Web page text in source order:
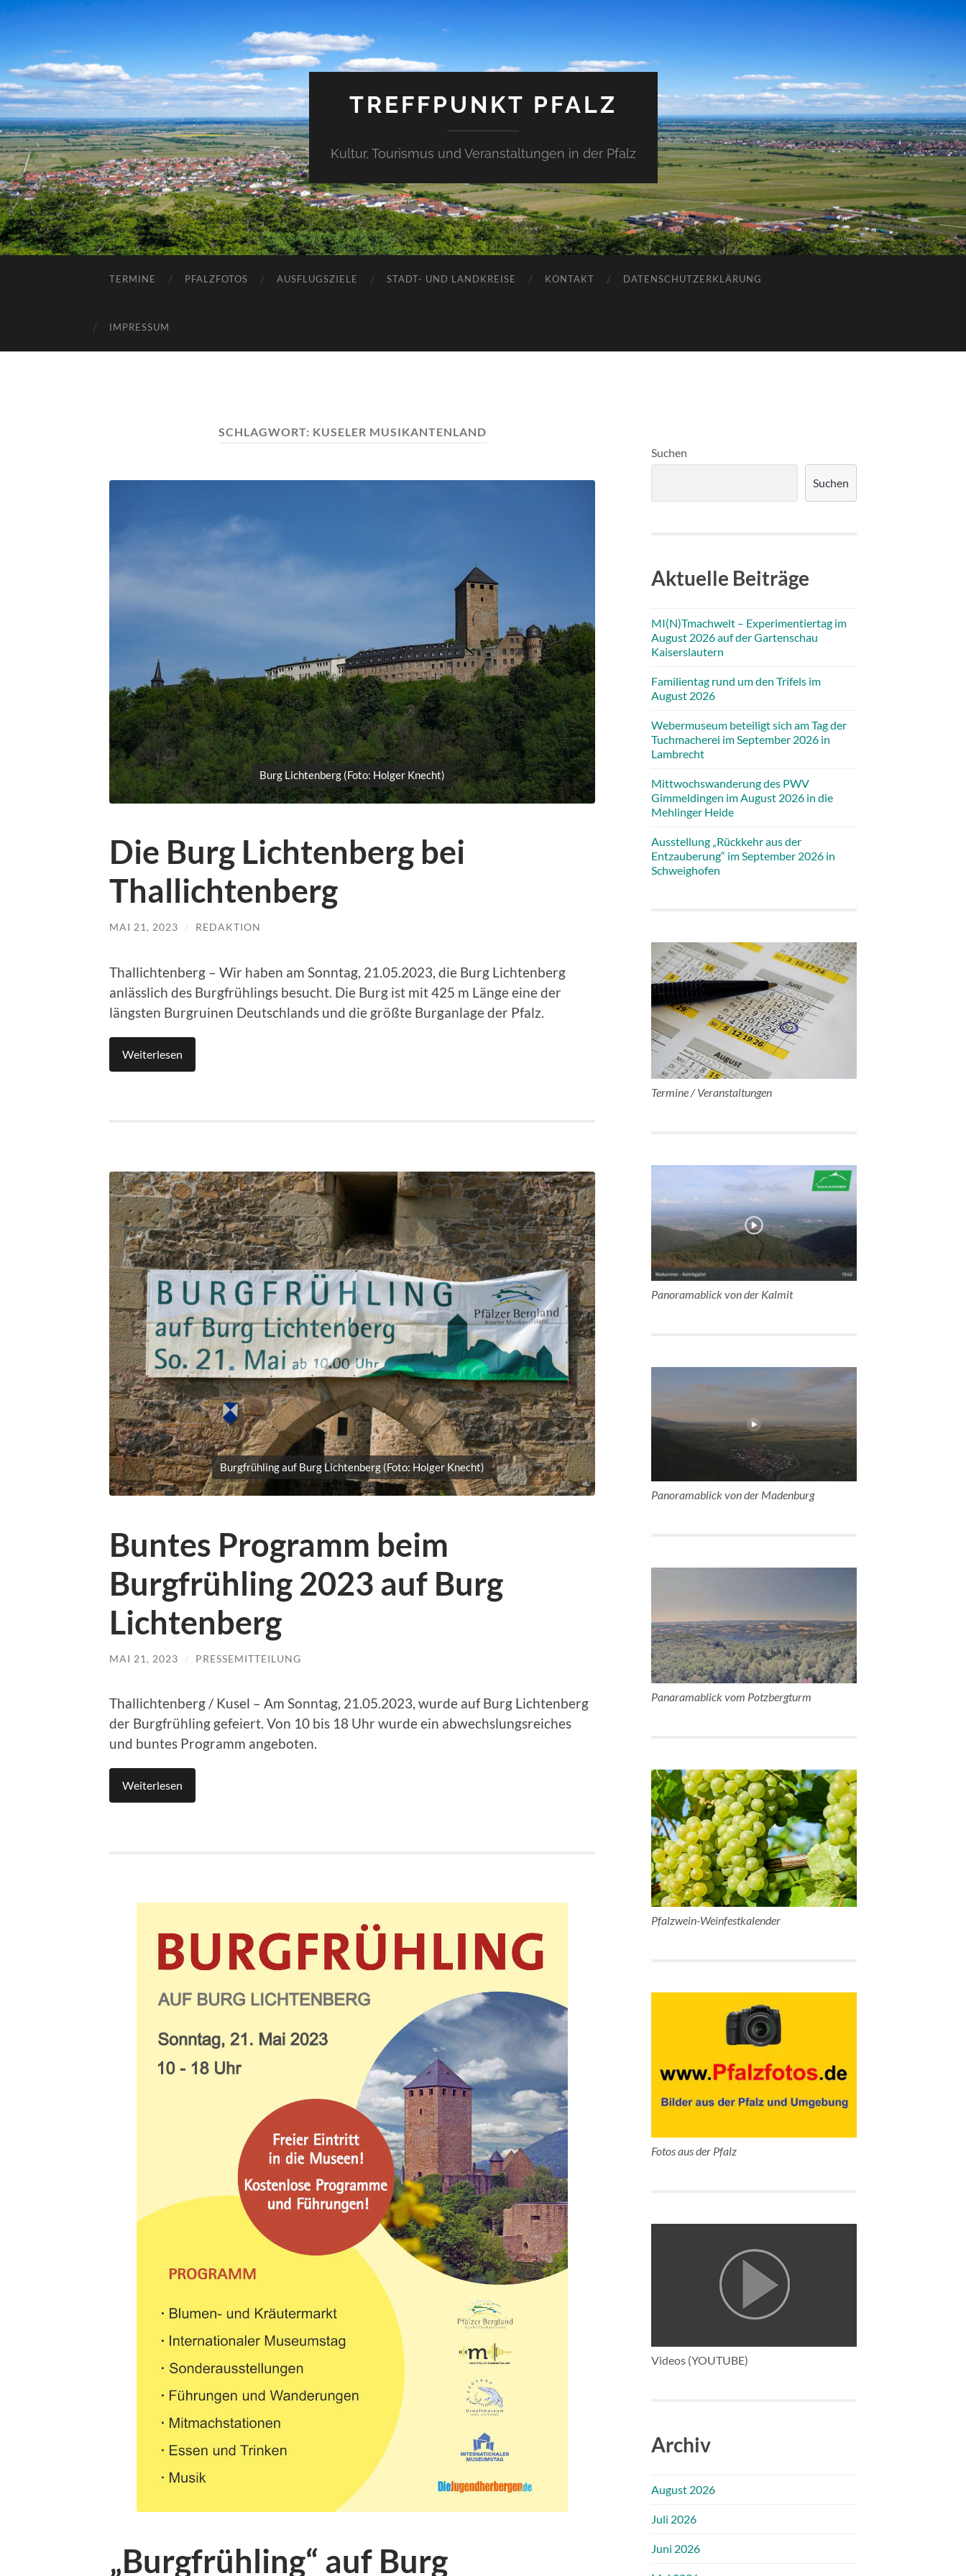
TREFFPUNKT PFALZ
Kultur, Tourismus und Veranstaltungen in der Pfalz
TERMINE PFALZFOTOS AUSFLUGSZIELE STADT- UND LANDKREISE KONTAKT DATENSCHUTZERKLÄRUNG
IMPRESSUM
SCHLAGWORT: KUSELER MUSIKANTENLAND
Burg Lichtenberg (Foto: Holger Knecht)
Die Burg Lichtenberg bei
Thallichtenberg
MAI 21, 2023 / REDAKTION
Thallichtenberg – Wir haben am Sonntag, 21.05.2023, die Burg Lichtenberg
anlässlich des Burgfrühlings besucht. Die Burg ist mit 425 m Länge eine der
längsten Burgruinen Deutschlands und die größte Burganlage der Pfalz.
Weiterlesen
Burgfrühling auf Burg Lichtenberg (Foto: Holger Knecht)
Buntes Programm beim
Burgfrühling 2023 auf Burg
Lichtenberg
MAI 21, 2023 / PRESSEMITTEILUNG
Thallichtenberg / Kusel – Am Sonntag, 21.05.2023, wurde auf Burg Lichtenberg
der Burgfrühling gefeiert. Von 10 bis 18 Uhr wurde ein abwechslungsreiches
und buntes Programm angeboten.
Weiterlesen
„Burgfrühling“ auf Burg
Suchen
Suchen
Aktuelle Beiträge
MI(N)Tmachwelt – Experimentiertag im
August 2026 auf der Gartenschau
Kaiserslautern
Familientag rund um den Trifels im
August 2026
Webermuseum beteiligt sich am Tag der
Tuchmacherei im September 2026 in
Lambrecht
Mittwochswanderung des PWV
Gimmeldingen im August 2026 in die
Mehlinger Heide
Ausstellung „Rückkehr aus der
Entzauberung“ im September 2026 in
Schweighofen
Termine / Veranstaltungen
Panoramablick von der Kalmit
Panoramablick von der Madenburg
Panaramablick vom Potzbergturm
Pfalzwein-Weinfestkalender
Fotos aus der Pfalz
Videos (YOUTUBE)
Archiv
August 2026
Juli 2026
Juni 2026